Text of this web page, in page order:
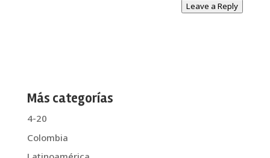
Leave a Reply
Más categorías
4-20
Colombia